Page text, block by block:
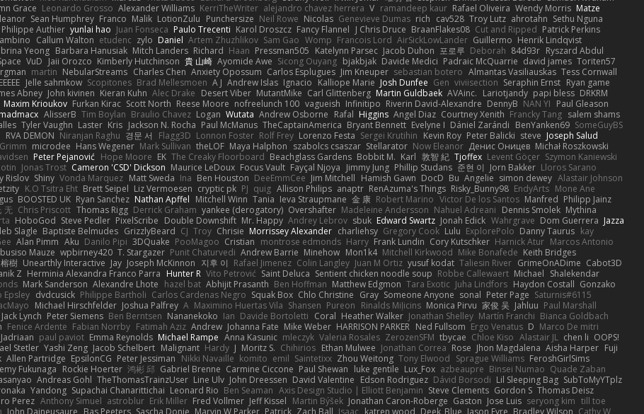
Grace Leonardo Grosso Alexander Williams KerriTheWriter alejandro chavez herrera V ramandeep kaur Rafael Oliveira Wendy Morris Matze
Sean Humphrey Franco Malik LotionZulu Punchersize Neil Rowe Nicolas Genevieve Dumas rich cav528 Troy Lutz ahrotahn Sethu Nguna
Philippe Authier yunlai hao Juan Fonseca Paulo Trecenti Karol Droszcz Fancy Flannel J Chris Druce BraanFlakes08 Cut and Ripped Patrick Perkins
Callum Walton etudenc zylo Daniel Artem Zhuzhlikov Sam Gao Womp Francois Lord AirSickLowLander Guillermo Henrik Lindqvist
Yeong Barbara Hanusiak Mitch Landers Richard Haan Pressman505 Katelynn Parsec Jacob Duhon 포로루 Deborah 84d93r Ryszard Abdul
VuD Jaii Orozco Kimberly Hutchinson 貴 山崎 Ayomide Awe Sicong Ouyang bjakbjak Davide Medici Padraic McQuarrie david james Toriten57
martin NebularStreams Charles Chen Anxiety Opossum Carlos Esplugues Jim Kneuper sebastian botero Almantas Vasiliauskas Tess Cornwall
EEEEE Jelle sahmkow Scopitones Brad Mellesmoen A J Andrew Islas Ignacio Kalliope Marie Josh Dunfee Gen viviisection Seraphin Ernst Ryan game
Abney John kivinen Kieran Kuhn Alec Drake Desert Viber MutantMike Carl Glittenberg Martin Guldbaek AVAinc. Lariotjandy papi bless DRKRM
Maxim Krioukov Furkan Kirac Scott North Reese Moore nofreelunch 100 vagueish Infinitipo Riverin David-Alexandre DennyB NAN YI Paul Gleason
madmacx AlisserB Tim Boylan Braulio Chavez Logan Wutata Andrew Osborne Rafal Higgins Angel Diaz Courtney Xenith Francky Tang salem shams
Tyler Vaughn Laster Kris Jackson N. Rocha Paul McManus TheCaptainAmerica Bryant Bennett Evelyne I Dániel Zarándi BenYanken69 SomeGuyBS
RVA DEMON Niranjan Raghu 경문 서 Flagg3D Lonnon Foster Rolf Frey Lorenzo Festa Sergei Krutihin Kevin Roy Peter Balicki steve Joseph Salud
microdee Hans Wegener Mark Sullivan theLOF Maya Halphon szabolcs csaszar Stellarator Now Eleanor Денис Оницев Michał Roszkowski
Peter Pejanović Hope Moore EK The Creaky Floorboard Beachglass Gardens Bobbit M. Karl 敦智 紀 Tjoffex Levent Göçer Szymon Kaniewski
Jonas Trost Cameron 'CSD' Dickson Maurice LeDoux Focus Vault Fayçal Njoya Jimmy Jung Phillip Studans 준현 이 Jorn Bakker Lloros Sarano
Rislov Shiny Vonda Marquez Matt Sweda Ina Ben Houston DeeEmmCee Jim Mitchell Hamish Gawn DocD Bu Angelie simon dewey Alastair Johnson
K.O Tsitra Eht Brett Seipel Liz Vermoesen cryptic pk PJ quig Allison Philips anaptr RenAzuma's Things Risky_Bunny98 EndyArts Mone Ane
BOOSTED UK Ryan Sanchez Nathan Apffel Mitchell Winn Tania Ieva Straupmane 金 康 Robert Marino Victor De los Santos Manfred Philipp Jainz
无 Chris Priscott Thomas Rigg Derrick Graham yankee (derogatory) Overshafter Madeleine Andersson Nahuel Adreani Dennis Smolek Mythina
HoboGod Steve Pedler PixelScribe Double Downshift Mr. Happy Andrey Lebrov sbuk Edward Swartz Jonah Edick Wahrgrave Dom Guerrera Jazza
Slagle Baptiste Belmudes GrizzlyBeard CJ Troy Chrisie Morrissey Alexander charliehsy Gregory Cook Lulu ExplorePolo Danny Taurus kay
Alan Pimm Aku Danilo Pipi 3DQuake PooMagoo Cristian montrose edmonds Harry Frank Lundin Cory Kutschker Harnick Atur Marcos Antonio
Mauze wpbirney420 T. Stargazer Punit Chaturvedi Andrew Barrie Minehow Mon1k4 Mitchell Kirkwood Mike Bonafede Keith Bridges
樹 Unearthly Interactive Jay Joseph McKinnon 지후 이 Rafael Jimenez Colin Langley Juan M Ortiz yusuf kodat Taliesin River GrimeOnADime Cabot3D
Z Herminia Alexandra Franco Parra Hunter R Vito Petrović Saint Deluca Sentient chicken noodle soup Robbe Callewaert Michael Shalekendar
Mark Sanderson Alexandre Lhote hazel bat Abhijit Prasanth Ben Hoffman Matthew Edgmon Tara Exotic Juha Lindfors Haydon Costall Gonzako
Epsley dvdcusick Philippe Bartholi Carlos Cardenas Negro Squak Box Chlo Christine Gray Someone Anyone sonal Peter Page Saturnis#6115
Michael Hirschfelder Joshua Palfrey A Maximino Huertas Vila Shansen Pureon Rinalds Miļicins Monica Pirvu 家俊 吴 Jahluu Paul Marshall
Jack Lynch Peter Siemens Ben Berntsen Nananekoko Ian Davide Bortoletti Coral Heather Walker Jonathan Shelley Martín Franchi Bianca Goldbach
Fenice Ardente Fabian Norrby Fatimah Aziz Andrew Johanna Fate Mike Weber HARRISON PARKER Ned Fullsom Ergo Venatus D Marco De mitri
Jadriaan paul paviot Emma Reynolds Michael Rampe Anna Kasunic mleczyk Valeria Rosales ZerozenSFM tbycae Chloe Kiso Alastair JL chen li OOPS!
Stetler Yashi Zeng Jacob Schelbert Malignant Hardy J Moritz S. Chihirios Ethan Mulwee Jonathan Correa Rose Jhon Magdalena Aisha Harper Fuji
Allen Partridge EpsilonCG Peter Jessiman Nikki Navaille komito emil Saintetixx Zhou Weitong Tony Elwood Sprague Williams FeroshGirlSims
Fukunaga Rockie Hoerter 鸿彬 邱 Gabriel Brenne Carmine Ciccone Paul Shewan luke gentile Lux_Fox azbeaupre Binsei Numao Quade Zaban
Andreas Gohl TheThomasTrainzUser Line Ulv John Dreessen David Valentine Edson Rodriguez Dávid Borsodi Lil Sleeping Bag SubToMyYTplz
Yandong Supachai Chanarittichai Leonard Rio Ben Seaman Axis Design Studio | Elliott Benjamin Steve Clements Gordon S Thomas Deisz
Perez Anthony Simuel astroblur Erik Miller Fred Vollmer Jeff Kissel Martin Býšek Jonathan Caron-Roberge Gaston Jose Luis seryong kim till toe